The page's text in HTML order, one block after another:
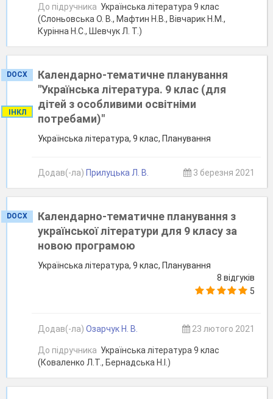
До підручника Українська література 9 клас
(Слоньовська О. В., Мафтин Н.В., Вівчарик Н.М.,
Курінна Н.С., Шевчук Л. Т.)
DOCX
ІНКЛ
Календарно-тематичне планування
"Українська література. 9 клас (для
дітей з особливими освітніми
потребами)"
Українська література, 9 клас, Планування
Додав(-ла) Прилуцька Л. В. 3 березня 2021
DOCX
Календарно-тематичне планування з
української літератури для 9 класу за
новою програмою
Українська література, 9 клас, Планування
8 відгуків
5
Додав(-ла) Озарчук Н. В. 23 лютого 2021
До підручника Українська література 9 клас
(Коваленко Л.Т., Бернадська Н.І.)